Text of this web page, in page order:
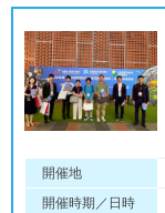
開催地
開催時期／日時